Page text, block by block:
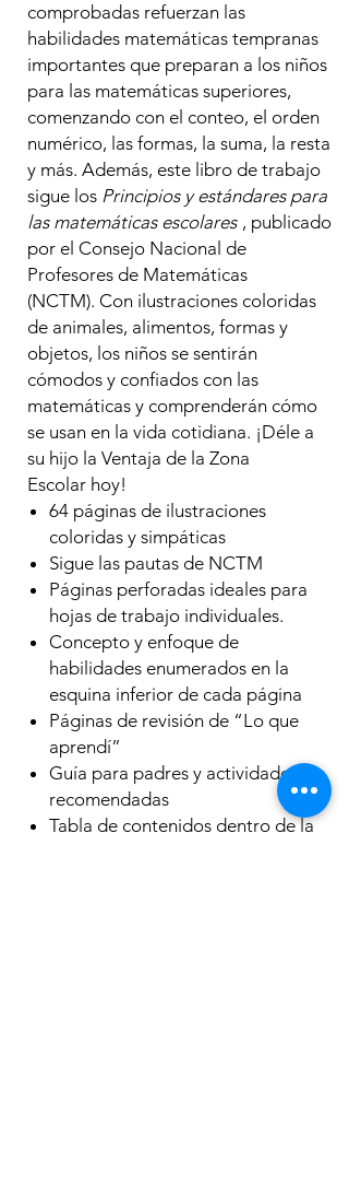
comprobadas refuerzan las
habilidades matemáticas tempranas
importantes que preparan a los niños
para las matemáticas superiores,
comenzando con el conteo, el orden
numérico, las formas, la suma, la resta
y más. Además, este libro de trabajo
sigue los Principios y estándares para
las matemáticas escolares , publicado
por el Consejo Nacional de
Profesores de Matemáticas
(NCTM). Con ilustraciones coloridas
de animales, alimentos, formas y
objetos, los niños se sentirán
cómodos y confiados con las
matemáticas y comprenderán cómo
se usan en la vida cotidiana. ¡Déle a
su hijo la Ventaja de la Zona
Escolar hoy!
64 páginas de ilustraciones
coloridas y simpáticas
Sigue las pautas de NCTM
Páginas perforadas ideales para
hojas de trabajo individuales.
Concepto y enfoque de
habilidades enumerados en la
esquina inferior de cada página
Páginas de revisión de “Lo que
aprendí”
Guía para padres y actividades
recomendadas
Tabla de contenidos dentro de la